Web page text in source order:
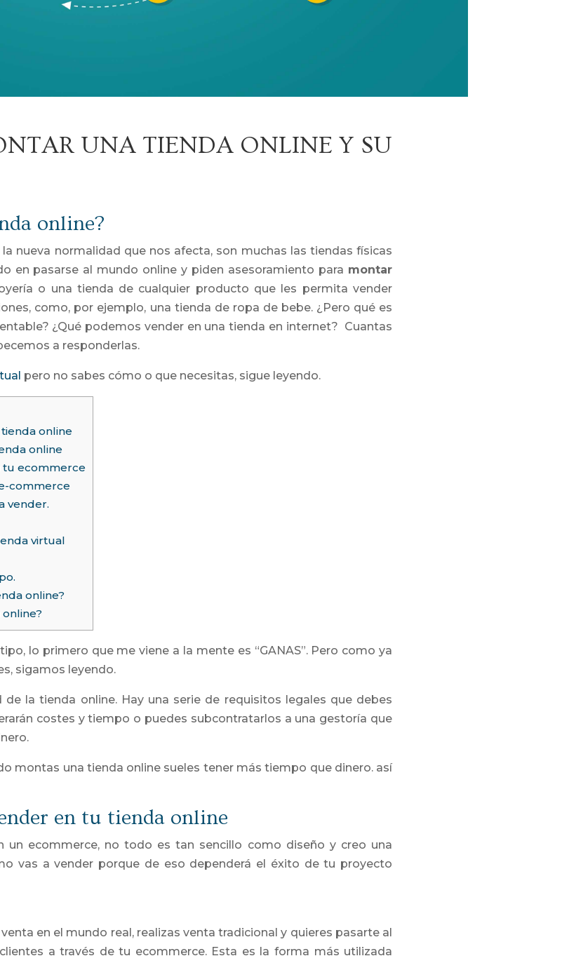
UNA TIENDA ONLINE Y SU
online?
nueva normalidad que nos afecta, son muchas las tiendas físicas
en pasarse al mundo online y piden asesoramiento para montar
o una tienda de cualquier producto que les permita vender
como, por ejemplo, una tienda de ropa de bebe. ¿Pero qué es
¿Qué podemos vender en una tienda en internet? Cuantas
a responderlas.
pero no sabes cómo o que necesitas, sigue leyendo.
online
online
tu ecommerce
commerce
vender.
virtual
online?
lo primero que me viene a la mente es “GANAS”. Pero como ya
sigamos leyendo.
la tienda online. Hay una serie de requisitos legales que debes
costes y tiempo o puedes subcontratarlos a una gestoría que
montas una tienda online sueles tener más tiempo que dinero. así
en tu tienda online
un ecommerce, no todo es tan sencillo como diseño y creo una
vas a vender porque de eso dependerá el éxito de tu proyecto
en el mundo real, realizas venta tradicional y quieres pasarte al
a través de tu ecommerce. Esta es la forma más utilizada